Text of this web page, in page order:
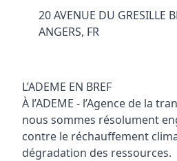
20 AVENUE DU GRESILLE
ANGERS, FR
L’ADEME EN BREF
À l’ADEME - l’Agence de la
nous sommes résolument
contre le réchauffement
dégradation des ressources.